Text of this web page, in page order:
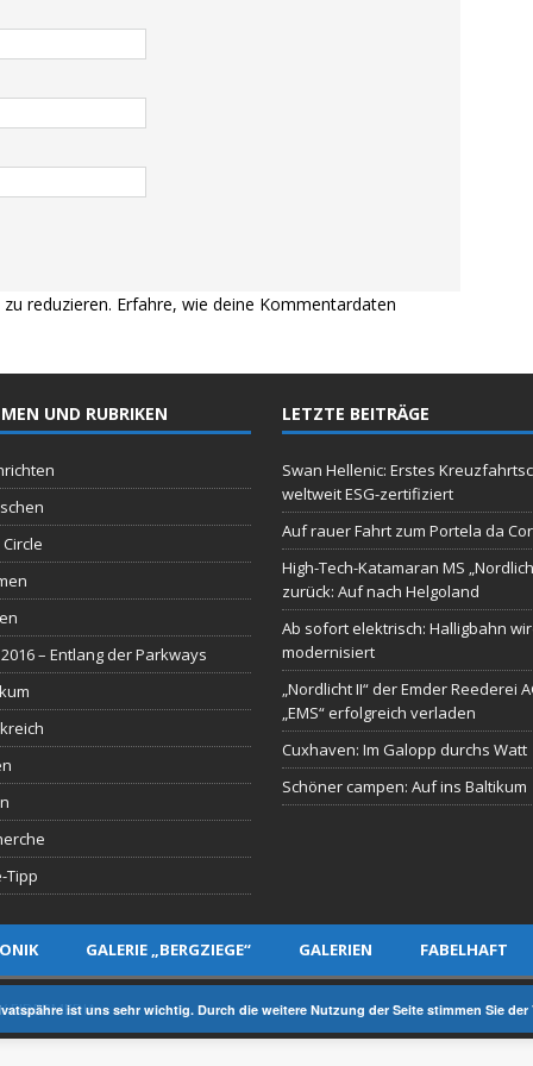
reduzieren. Erfahre, wie deine Kommentardaten
UND RUBRIKEN
– Entlang der Parkways
Tipp
LETZTE BEITRÄGE
Swan Hellenic: Erstes
weltweit ESG-zertifiziert
Auf rauer Fahrt zum Portela da
High-Tech-Katamaran MS
zurück: Auf nach Helgoland
Ab sofort elektrisch: Halligbahn
modernisiert
„Nordlicht II“ der Emder Reederei
„EMS“ erfolgreich verladen
Cuxhaven: Im Galopp durchs Watt
Schöner campen: Auf ins Baltikum
GALERIE „BERGZIEGE“ GALERIEN FABELHAFT
EIDERMEDIAist uns sehr wichtig. Durch die weitere Nutzung der Seite stimmen Sie